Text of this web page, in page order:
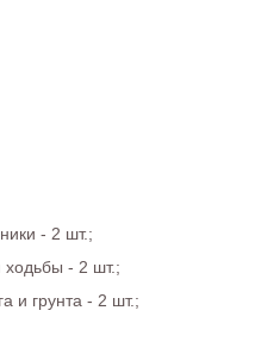
- 2 шт.;
- 2 шт.;
и грунта - 2 шт.;